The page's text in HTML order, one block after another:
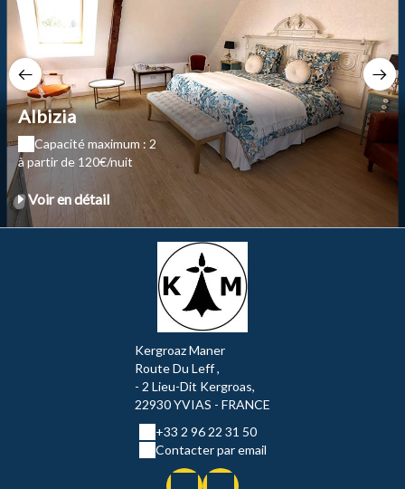
Albizia
Capacité maximum : 2
à partir de 120€/nuit
Voir en détail
Kergroaz Maner
Route Du Leff ,
- 2 Lieu-Dit Kergroas,
22930 YVIAS - FRANCE
+33 2 96 22 31 50
Contacter par email